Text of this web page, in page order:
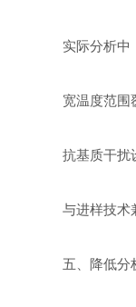
实际分析中
宽温度范围
抗基质干扰
与进样技术
五、降低分